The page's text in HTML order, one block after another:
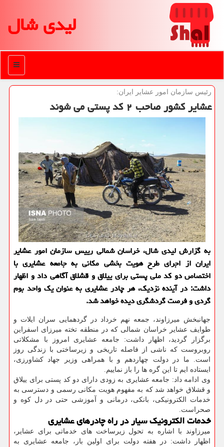
لیدی شال
منو
رئیس سازمان امور عشایر ایران:
عشایر کشور صاحب ۲ کد پستی می شوند
به گزارش لیدی شال، خراسان شمالی رییس سازمان امور عشایر
ایران از اجرای طرح هویت بخشی مکانی به جامعه عشایری با
اختصاص دو کد ملی پستی برای ییلاق و قشلاق آگاهی داد و اظهار
داشت: در آینده نزدیک، هر چادر عشایری به عنوان یک واحد بوم
گردی و فرصت گردشگری دیده خواهد شد.
جهانبخش میرزاوند، جمعه نهم خرداد در گردهمایی سران ایلات و
طوایف عشایر خراسان شمالی که در منطقه تخته میرزای اسفراین
برگزار گردید، اظهار داشت: جامعه عشایری امروز با مشکلاتی
روبروست که ناشی از فاصله تاریخی و زیرساختی با زندگی روز
است. ما در دولت چهاردهم و با همراهی وزیر جهاد کشاورزی،
ایستاده ایم تا این گره ها را باز نماییم.
وی ادامه داد: جامعه عشایری به زودی دارای دو کد پستی برای ییلاق
و قشلاق خواهد شد که به مفهوم هویت مکانی رسمی و دسترسی به
خدمات الکترونیکی، بانکی، درمانی و آموزشی حتی در دل کوه و
صحراست.
خدمات الکترونیک سیار در راه چادرهای عشایری
میرزاوند با اشاره به تحول زیرساخت های خدماتی برای عشایر،
اظهار داشت: در هفته دولت برای اولین بار، جامعه عشایری به